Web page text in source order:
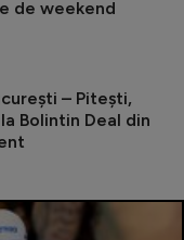
de weekend
– Pitești,
Bolintin Deal din